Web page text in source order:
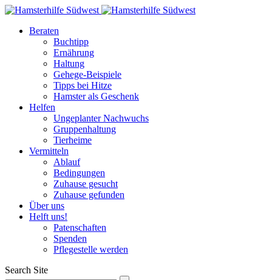
Beraten
Buchtipp
Ernährung
Haltung
Gehege-Beispiele
Tipps bei Hitze
Hamster als Geschenk
Helfen
Ungeplanter Nachwuchs
Gruppenhaltung
Tierheime
Vermitteln
Ablauf
Bedingungen
Zuhause gesucht
Zuhause gefunden
Über uns
Helft uns!
Patenschaften
Spenden
Pflegestelle werden
Search Site